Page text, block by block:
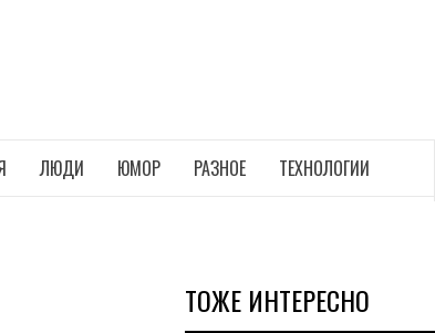
ЛЮДИ ЮМОР РАЗНОЕ ТЕХНОЛОГИИ
ТОЖЕ ИНТЕРЕСНО